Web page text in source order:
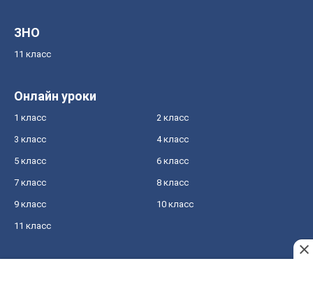
ЗНО
11 класс
Онлайн уроки
1 класс 2 класс
3 класс 4 класс
5 класс 6 класс
7 класс 8 класс
9 класс 10 класс
11 класс